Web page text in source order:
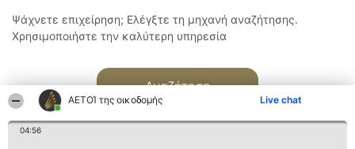
ΑΕΤΟΊ της οικοδομής Live chat
04:56
Ψάχνετε επιχείρηση; Ελέγξτε τη μηχανή αναζήτησης.
Χρησιμοποιήστε την καλύτερη υπηρεσία
Αναζήτηση